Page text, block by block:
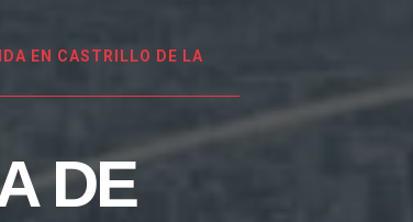
EN CASTRILLO DE LA
DE